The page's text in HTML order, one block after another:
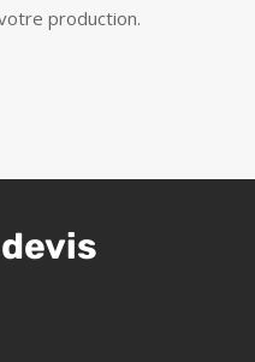
production.